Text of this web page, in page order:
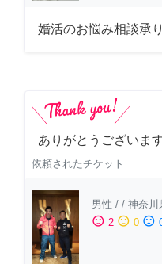
婚活のお悩み相談承
ありがとうございます
依頼されたチケット
男性 / / 神奈川
sentiment_satisfied 2 sentiment_neutral 0 sentiment_dissatisfied